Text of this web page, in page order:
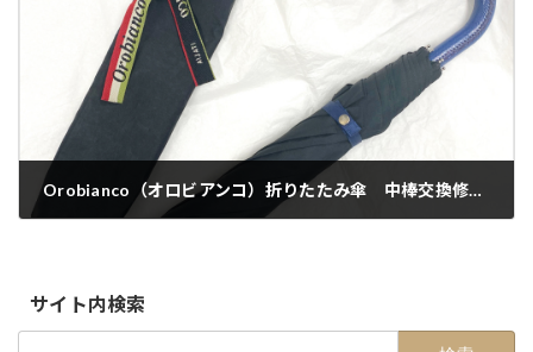
Orobianco（オロビアンコ）折りたたみ傘 中棒交換修理【郵送・配送修理】
サイト内検索